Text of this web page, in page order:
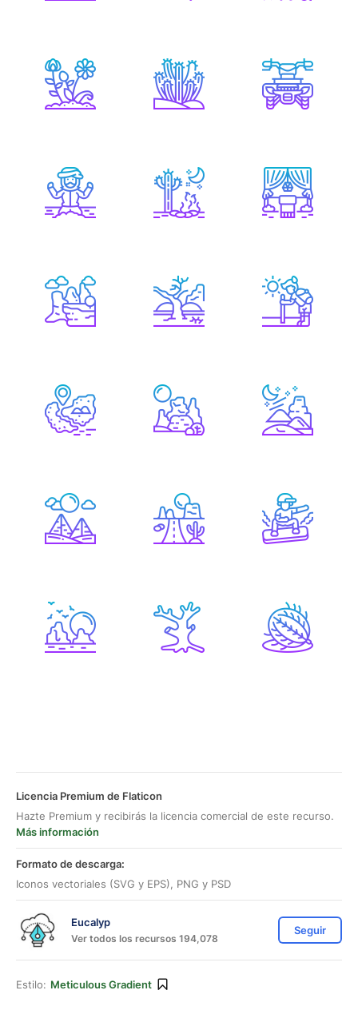
Licencia Premium de Flaticon
Hazte Premium y recibirás la licencia comercial de este recurso.
Más información
Formato de descarga:
Iconos vectoriales (SVG y EPS), PNG y PSD
Eucalyp
Ver todos los recursos 194,078
Seguir
Estilo: Meticulous Gradient